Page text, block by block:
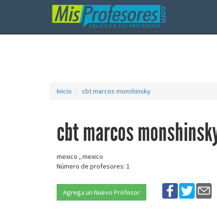
Inicio cbt marcos monshinsky
cbt marcos
mexico , mexico
Número de profesores: 1
Agrega un Nuevo Profesor